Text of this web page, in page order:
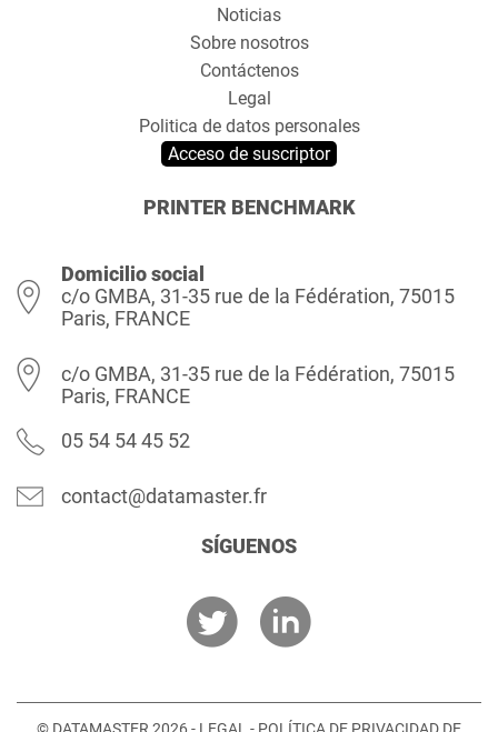
Noticias
Sobre nosotros
Contáctenos
Legal
Politica de datos personales
Acceso de suscriptor
PRINTER BENCHMARK
Domicilio social
c/o GMBA, 31-35 rue de la Fédération, 75015
Paris, FRANCE
c/o GMBA, 31-35 rue de la Fédération, 75015
Paris, FRANCE
05 54 54 45 52
contact@datamaster.fr
SÍGUENOS